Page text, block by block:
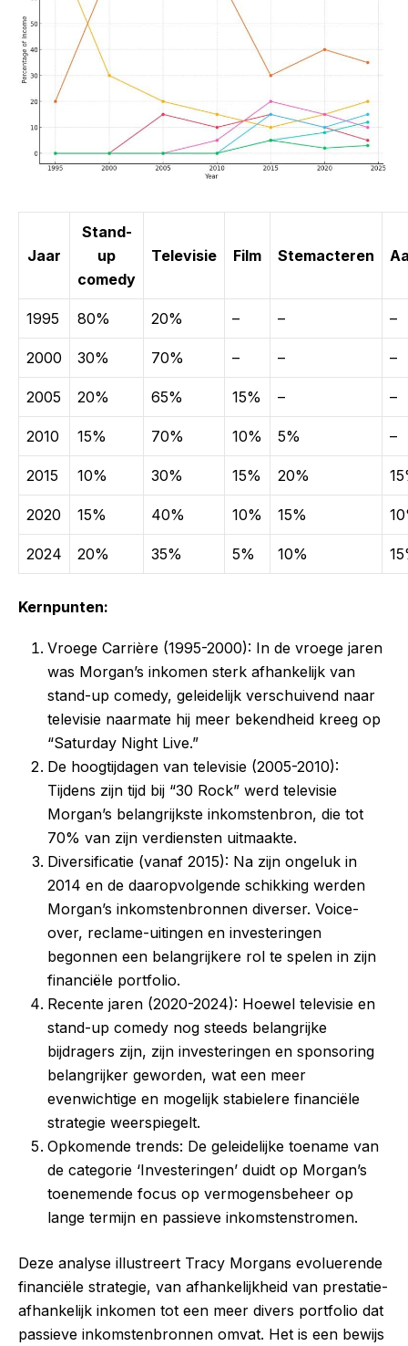
Jaar
Stand-
up
comedy
Televisie Film Stemacteren
1995 80% 20% – – –
2000 30% 70% – – –
2005 20% 65% 15% – –
2010 15% 70% 10% 5% –
2015 10% 30% 15% 20%
2020 15% 40% 10% 15%
2024 20% 35% 5% 10%
Kernpunten:
Vroege Carrière (1995-2000): In de vroege jaren
was Morgan’s inkomen sterk afhankelijk van
stand-up comedy, geleidelijk verschuivend naar
televisie naarmate hij meer bekendheid kreeg op
“Saturday Night Live.”
De hoogtijdagen van televisie (2005-2010):
Tijdens zijn tijd bij “30 Rock” werd televisie
Morgan’s belangrijkste inkomstenbron, die tot
70% van zijn verdiensten uitmaakte.
Diversificatie (vanaf 2015): Na zijn ongeluk in
2014 en de daaropvolgende schikking werden
Morgan’s inkomstenbronnen diverser. Voice-
over, reclame-uitingen en investeringen
begonnen een belangrijkere rol te spelen in zijn
financiële portfolio.
Recente jaren (2020-2024): Hoewel televisie en
stand-up comedy nog steeds belangrijke
bijdragers zijn, zijn investeringen en sponsoring
belangrijker geworden, wat een meer
evenwichtige en mogelijk stabielere financiële
strategie weerspiegelt.
Opkomende trends: De geleidelijke toename van
de categorie ‘Investeringen’ duidt op Morgan’s
toenemende focus op vermogensbeheer op
lange termijn en passieve inkomstenstromen.
Deze analyse illustreert Tracy Morgans evoluerende
financiële strategie, van afhankelijkheid van prestatie-
afhankelijk inkomen tot een meer divers portfolio dat
passieve inkomstenbronnen omvat. Het is een bewijs